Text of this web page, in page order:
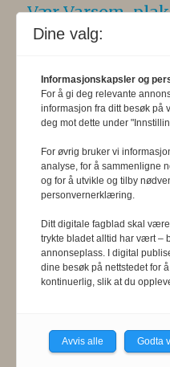
Vær Varsom-
presseskikk
oppfordres til å
redaksjonen.
(PFU) er et
behandler
presseetiske
informasjon om
www.presse.no.
Formålsparagraf:
informasjons-
Dine valg:
Informasjonskapsler og
For å gi deg relevante
informasjon fra ditt besøk på
deg mot dette under
For øvrig bruker vi
analyse, for å sammenligne
og for å utvikle og tilby
personvernerklæring.
Ditt digitale fagblad skal
trykte bladet alltid har vært –
annonseplass. I digital
dine besøk på nettstedet for
kontinuerlig, slik at du
Avvis alle Godta